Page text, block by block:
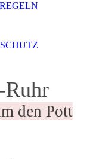
den Pott